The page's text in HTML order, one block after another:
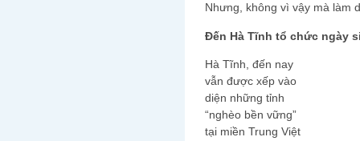
Nhưng, không vì vậy mà làm
Đến Hà Tĩnh tổ chức ngày
Hà Tĩnh, đến nay
vẫn được xếp vào
diện những tỉnh
“nghèo bền vững”
tại miền Trung Việt